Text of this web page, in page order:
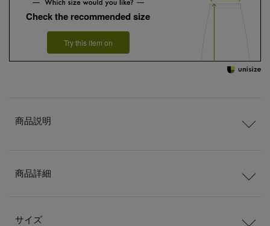
Check the recommended size
Try this item on
商品説明
商品詳細
サイズ